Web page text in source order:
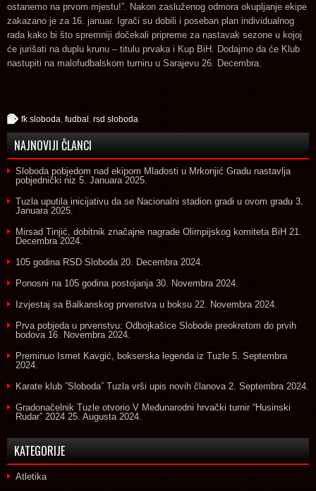
ostanemo na prvom mjestu!”. Nakon zasluženog odmora okupljanje ekipe
zakazano je za 16. januar. Igrači su dobili i poseban plan individualnog
rada kako bi što spremniji dočekali pripreme za nastavak sezone u kojoj
će jurišati na duplu krunu – titulu prvaka i Kup BiH. Dodajmo da će Klub
nastupiti na malofudbalskom turniru u Sarajevu 26. Decembra.
fk sloboda fudbal rsd sloboda
NAJNOVIJI ČLANCI
Sloboda pobjedom nad ekipom Mladosti u Mrkonjić Gradu nastavlja
pobjednički niz 5. Januara 2025.
Tuzla uputila inicijativu da se Nacionalni stadion gradi u ovom gradu 3.
Januara 2025.
Mirsad Tinjić, dobitnik značajne nagrade Olimpijskog komiteta BiH 21.
Decembra 2024.
105 godina RSD Sloboda 20. Decembra 2024.
Ponosni na 105 godina postojanja 30. Novembra 2024.
Izvjestaj sa Balkanskog prvenstva u boksu 22. Novembra 2024.
Prva pobjeda u prvenstvu: Odbojkašice Slobode preokretom do prvih
bodova 16. Novembra 2024.
Preminuo Ismet Kavgić, bokserska legenda iz Tuzle 5. Septembra
2024.
Karate klub ˝Sloboda˝ Tuzla vrši upis novih članova 2. Septembra 2024.
Gradonačelnik Tuzle otvorio V Međunarodni hrvački turnir “Husinski
Rudar” 2024 25. Augusta 2024.
KATEGORIJE
Atletika